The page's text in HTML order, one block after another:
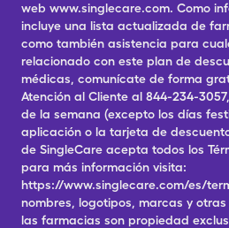
web www.singlecare.com. Como
incluye una lista actualizada de
como también asistencia para
relacionado con este plan de
médicas, comunícate de forma
Atención al Cliente al 844-234-
de la semana (excepto los días
aplicación o la tarjeta de
de SingleCare acepta todos los
para más información visita:
https://www.singlecare.com/es/
nombres, logotipos, marcas y
las farmacias son propiedad